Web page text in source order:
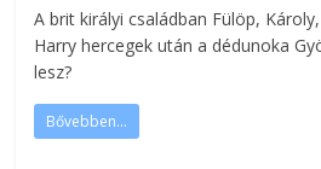
A brit királyi családban Fülöp,
Harry hercegek után a dédunoka
lesz?
Bővebben...